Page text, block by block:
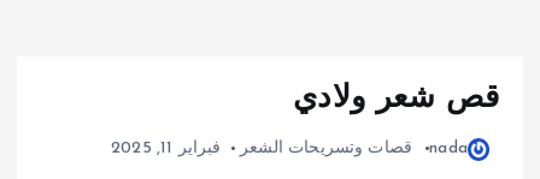
قص شعر ولادي
nada قصات وتسريحات الشعر فبراير 11, 2025